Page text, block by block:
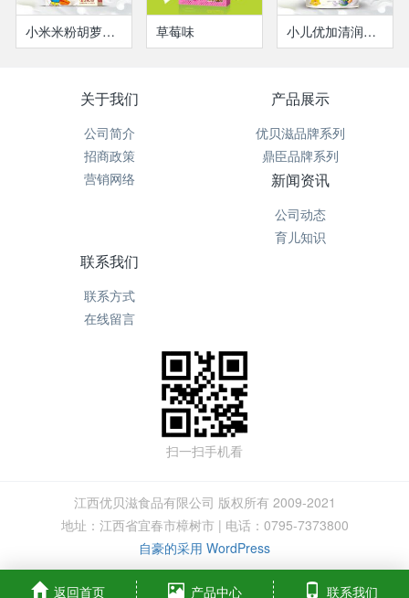
小米米粉胡萝卜番茄米粉 草莓味 小儿优加清润宝（瓶装）
关于我们
公司简介
招商政策
营销网络
产品展示
优贝滋品牌系列
鼎臣品牌系列
新闻资讯
公司动态
育儿知识
联系我们
联系方式
在线留言
扫一扫手机看
江西优贝滋食品有限公司 版权所有 2009-2021
地址：江西省宜春市樟树市 | 电话：0795-7373800
自豪的采用 WordPress
返回首页 产品中心 联系我们